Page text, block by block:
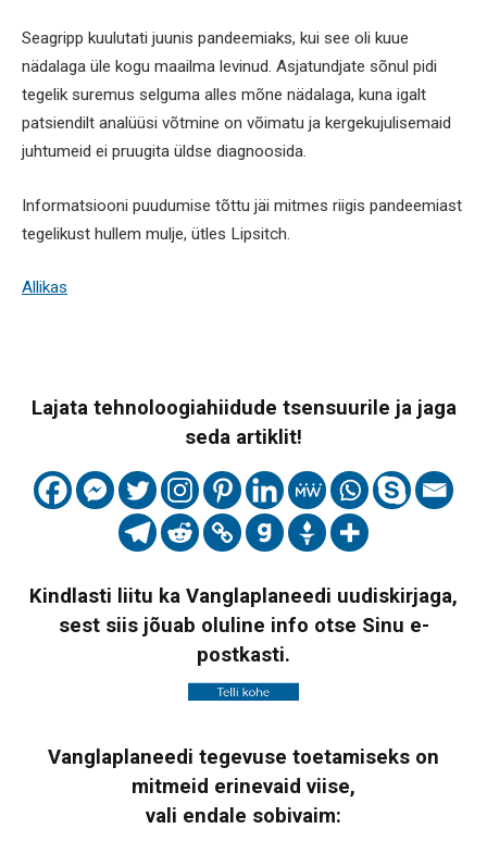
Seagripp kuulutati juunis pandeemiaks, kui see oli kuue
nädalaga üle kogu maailma levinud. Asjatundjate sõnul pidi
tegelik suremus selguma alles mõne nädalaga, kuna igalt
patsiendilt analüüsi võtmine on võimatu ja kergekujulisemaid
juhtumeid ei pruugita üldse diagnoosida.
Informatsiooni puudumise tõttu jäi mitmes riigis pandeemiast
tegelikust hullem mulje, ütles Lipsitch.
Allikas
Lajata tehnoloogiahiidude tsensuurile ja jaga
seda artiklit!
Kindlasti liitu ka Vanglaplaneedi uudiskirjaga,
sest siis jõuab oluline info otse Sinu e-
postkasti.
Vanglaplaneedi tegevuse toetamiseks on
mitmeid erinevaid viise,
vali endale sobivaim: